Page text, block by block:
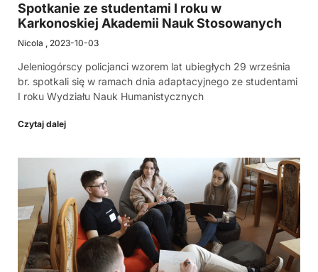
Spotkanie ze studentami I roku w
Karkonoskiej Akademii Nauk Stosowanych
Nicola 2023-10-03
Jeleniogórscy policjanci wzorem lat ubiegłych 29 września
br. spotkali się w ramach dnia adaptacyjnego ze studentami
I roku Wydziału Nauk Humanistycznych
Czytaj dalej